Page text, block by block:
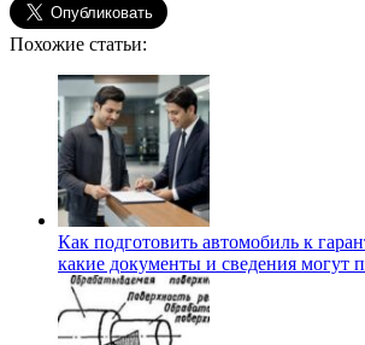
Похожие статьи:
Как подготовить автомобиль к
какие документы и сведения могут